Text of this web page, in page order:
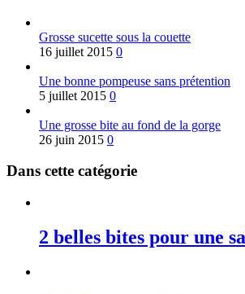
Grosse sucette sous la couette
16 juillet 2015 0
Une bonne pompeuse sans prétention
5 juillet 2015 0
Une grosse bite au fond de la gorge
26 juin 2015 0
Dans cette catégorie
2 belles bites pour une